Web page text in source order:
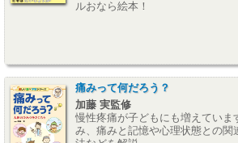
ルおなら絵本！
痛みって何だろう？
加藤 実監修
慢性疼痛が子どもにも増えていま
み、痛みと記憶や心理状態との関